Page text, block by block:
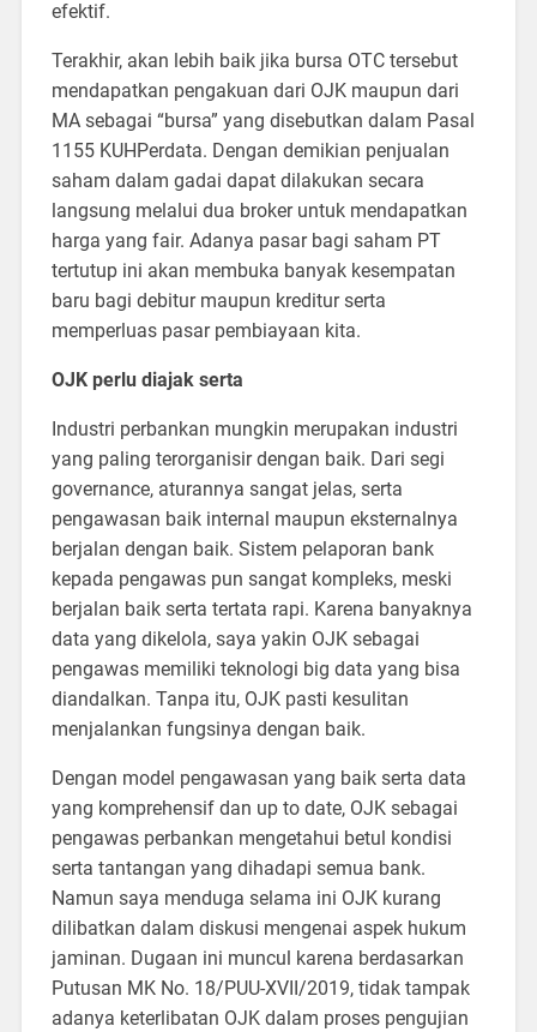
efektif.
Terakhir, akan lebih baik jika bursa OTC tersebut
mendapatkan pengakuan dari OJK maupun dari
MA sebagai “bursa” yang disebutkan dalam Pasal
1155 KUHPerdata. Dengan demikian penjualan
saham dalam gadai dapat dilakukan secara
langsung melalui dua broker untuk mendapatkan
harga yang fair. Adanya pasar bagi saham PT
tertutup ini akan membuka banyak kesempatan
baru bagi debitur maupun kreditur serta
memperluas pasar pembiayaan kita.
OJK perlu diajak serta
Industri perbankan mungkin merupakan industri
yang paling terorganisir dengan baik. Dari segi
governance, aturannya sangat jelas, serta
pengawasan baik internal maupun eksternalnya
berjalan dengan baik. Sistem pelaporan bank
kepada pengawas pun sangat kompleks, meski
berjalan baik serta tertata rapi. Karena banyaknya
data yang dikelola, saya yakin OJK sebagai
pengawas memiliki teknologi big data yang bisa
diandalkan. Tanpa itu, OJK pasti kesulitan
menjalankan fungsinya dengan baik.
Dengan model pengawasan yang baik serta data
yang komprehensif dan up to date, OJK sebagai
pengawas perbankan mengetahui betul kondisi
serta tantangan yang dihadapi semua bank.
Namun saya menduga selama ini OJK kurang
dilibatkan dalam diskusi mengenai aspek hukum
jaminan. Dugaan ini muncul karena berdasarkan
Putusan MK No. 18/PUU-XVII/2019, tidak tampak
adanya keterlibatan OJK dalam proses pengujian